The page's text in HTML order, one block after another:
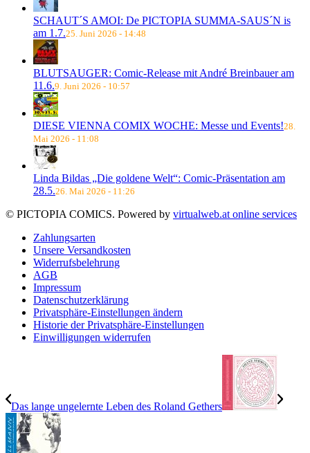
SCHAUT´S AMOI: De PICTOPIA SUMMA-SAUS´N is
am 1.7.25. Juni 2026 - 14:48
BLUTSAUGER: Comic-Release mit André Breinbauer am
11.6.9. Juni 2026 - 10:57
DIESE VIENNA COMIX WOCHE: Messe und Events!28.
Mai 2026 - 11:08
Linda Bildas „Die goldene Welt“: Comic-Präsentation am
28.5.26. Mai 2026 - 11:26
© PICTOPIA COMICS. Powered by virtualweb.at online services
Zahlungsarten
Unsere Versandkosten
Widerrufsbelehrung
AGB
Impressum
Datenschutzerklärung
Privatsphäre-Einstellungen ändern
Historie der Privatsphäre-Einstellungen
Einwilligungen widerrufen
Das lange ungelernte Leben des Roland Gethers